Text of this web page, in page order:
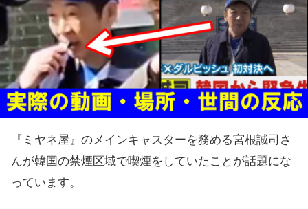
『ミヤネ屋』のメインキャスターを務める宮根誠司さ
んが韓国の禁煙区域で喫煙をしていたことが話題にな
っています。